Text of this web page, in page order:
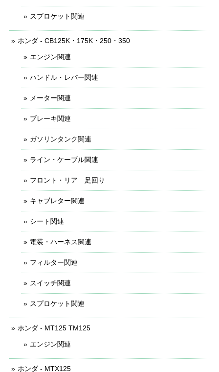
スプロケット関連
ホンダ - CB125K・175K・250・350
エンジン関連
ハンドル・レバー関連
メーター関連
ブレーキ関連
ガソリンタンク関連
ライン・ケーブル関連
フロント・リア 足回り
キャブレター関連
シート関連
電装・ハーネス関連
フィルター関連
スイッチ関連
スプロケット関連
ホンダ - MT125 TM125
エンジン関連
ホンダ - MTX125